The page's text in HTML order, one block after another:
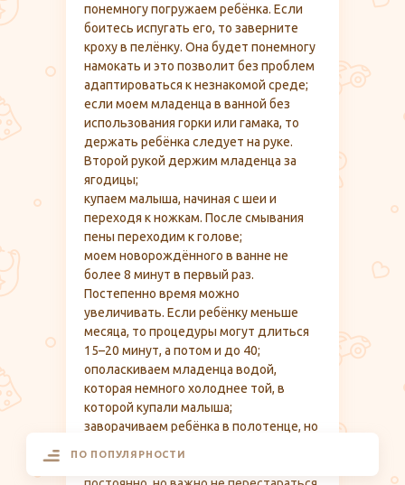
понемногу погружаем ребёнка. Если
боитесь испугать его, то заверните
кроху в пелёнку. Она будет понемногу
намокать и это позволит без проблем
адаптироваться к незнакомой среде;
если моем младенца в ванной без
использования горки или гамака, то
держать ребёнка следует на руке.
Второй рукой держим младенца за
ягодицы;
купаем малыша, начиная с шеи и
переходя к ножкам. После смывания
пены переходим к голове;
моем новорождённого в ванне не
более 8 минут в первый раз.
Постепенно время можно
увеличивать. Если ребёнку меньше
месяца, то процедуры могут длиться
15–20 минут, а потом и до 40;
ополаскиваем младенца водой,
которая немного холоднее той, в
которой купали малыша;
заворачиваем ребёнка в полотенце, но
ПО ПОПУЛЯРНОСТИ